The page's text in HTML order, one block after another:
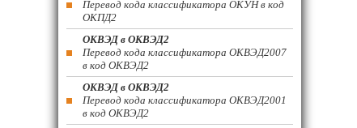
Перевод кода классификатора ОКУН в код
ОКПД2
ОКВЭД в ОКВЭД2
Перевод кода классификатора ОКВЭД2007
в код ОКВЭД2
ОКВЭД в ОКВЭД2
Перевод кода классификатора ОКВЭД2001
в код ОКВЭД2